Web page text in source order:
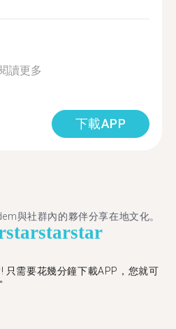
讀更多
下載APP
與社群內的夥伴分享在地文化。
starstarstar
只需要花幾分鐘下載APP，您就可